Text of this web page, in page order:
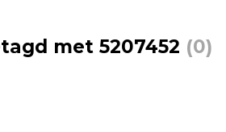
met 5207452 (0)